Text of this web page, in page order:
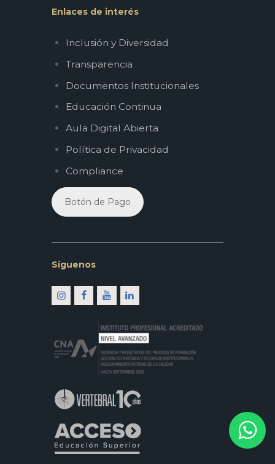
Enlaces de interés
Inclusión y Diversidad
Transparencia
Documentos Institucionales
Educación Continua
Aula Digital Abierta
Política de Privacidad
Compliance
Botón de Pago
Síguenos